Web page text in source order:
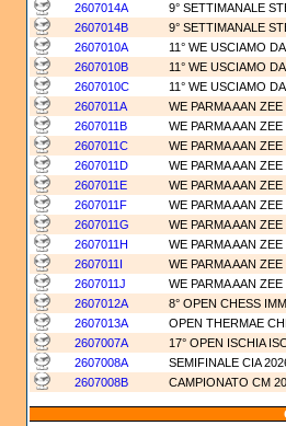
2607014A
9° SETTIMANALE
2607014B
9° SETTIMANALE
2607010A
11° WE USCIAMO
2607010B
11° WE USCIAMO
2607010C
11° WE USCIAMO
2607011A
WE PARMA AAN
2607011B
WE PARMA AAN
2607011C
WE PARMA AAN
2607011D
WE PARMA AAN
2607011E
WE PARMA AAN
2607011F
WE PARMA AAN
2607011G
WE PARMA AAN
2607011H
WE PARMA AAN
2607011I
WE PARMA AAN
2607011J
WE PARMA AAN
2607012A
8° OPEN CHESS
2607013A
OPEN THERMAE
2607007A
17° OPEN ISCHIA
2607008A
SEMIFINALE CIA
2607008B
CAMPIONATO CM